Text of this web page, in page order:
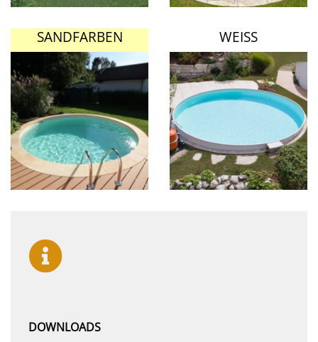
SANDFARBEN WEISS
DOWNLOADS